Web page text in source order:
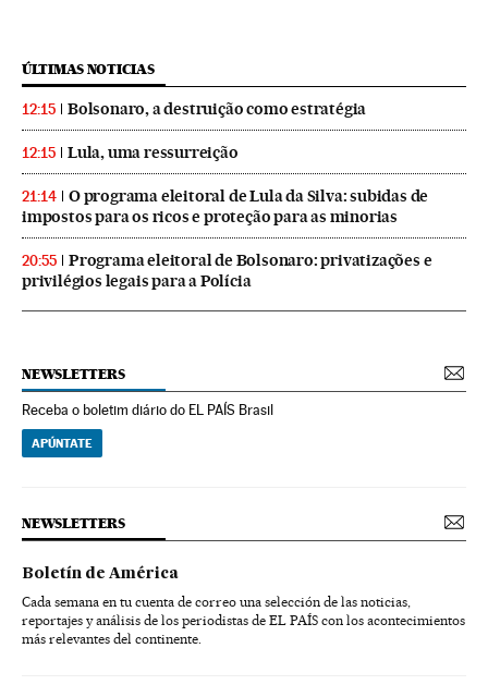
ÚLTIMAS NOTICIAS
12:15 Bolsonaro, a destruição como estratégia
12:15 Lula, uma ressurreição
21:14
O programa eleitoral de Lula da Silva: subidas de
impostos para os ricos e proteção para as minorias
20:55
Programa eleitoral de Bolsonaro: privatizações e
privilégios legais para a Polícia
NEWSLETTERS
Receba o boletim diário do EL PAÍS Brasil
APÚNTATE
NEWSLETTERS
Boletín de América
Cada semana en tu cuenta de correo una selección de las noticias,
reportajes y análisis de los periodistas de EL PAÍS con los acontecimientos
más relevantes del continente.